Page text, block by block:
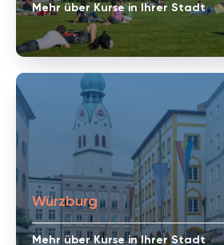
Mehr über Kurse in Ihrer Stadt
Würzburg
Mehr über Kurse in Ihrer Stadt